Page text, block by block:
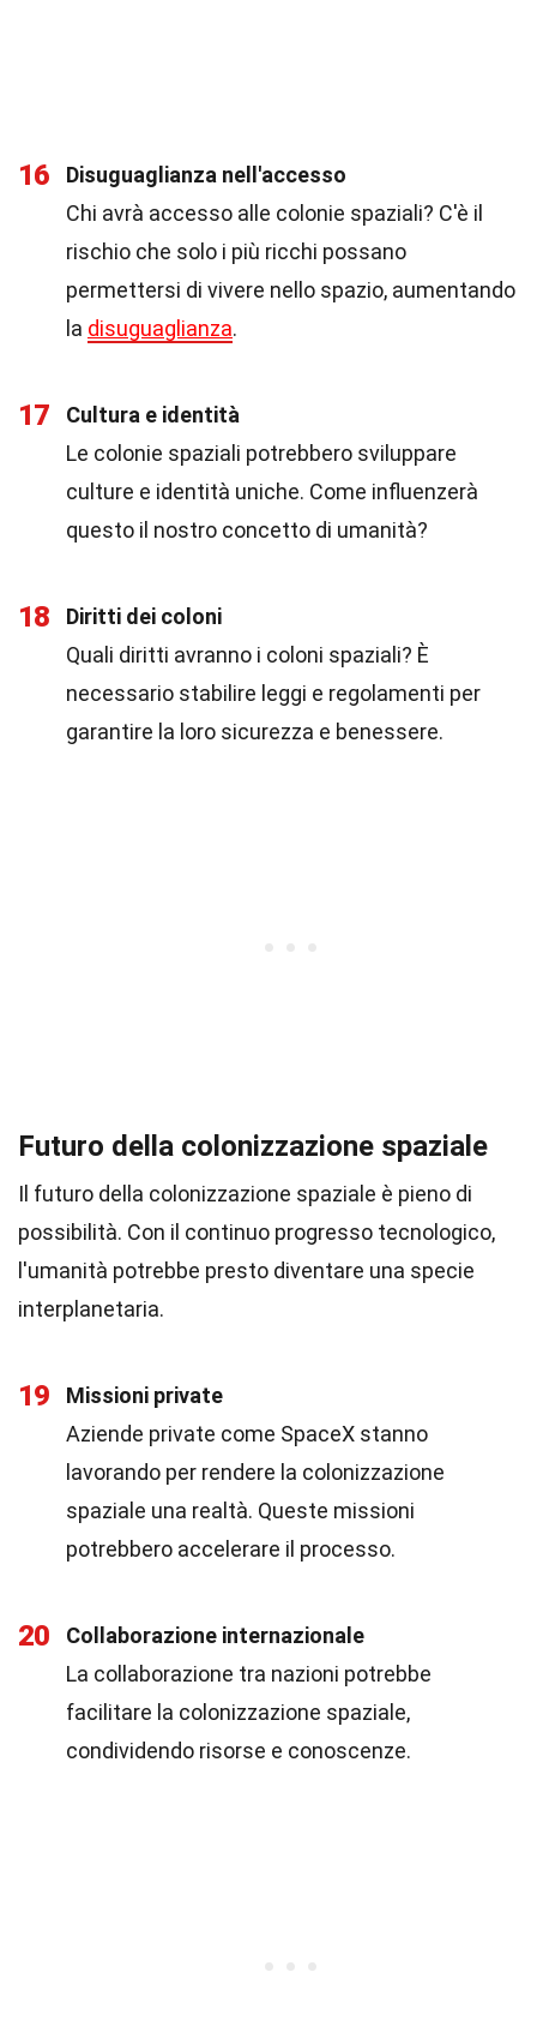
16
Disuguaglianza nell'accesso
Chi avrà accesso alle colonie spaziali? C'è il
rischio che solo i più ricchi possano
permettersi di vivere nello spazio, aumentando
la disuguaglianza.
17
Cultura e identità
Le colonie spaziali potrebbero sviluppare
culture e identità uniche. Come influenzerà
questo il nostro concetto di umanità?
18
Diritti dei coloni
Quali diritti avranno i coloni spaziali? È
necessario stabilire leggi e regolamenti per
garantire la loro sicurezza e benessere.
Futuro della colonizzazione spaziale
Il futuro della colonizzazione spaziale è pieno di
possibilità. Con il continuo progresso tecnologico,
l'umanità potrebbe presto diventare una specie
interplanetaria.
19
Missioni private
Aziende private come SpaceX stanno
lavorando per rendere la colonizzazione
spaziale una realtà. Queste missioni
potrebbero accelerare il processo.
20
Collaborazione internazionale
La collaborazione tra nazioni potrebbe
facilitare la colonizzazione spaziale,
condividendo risorse e conoscenze.